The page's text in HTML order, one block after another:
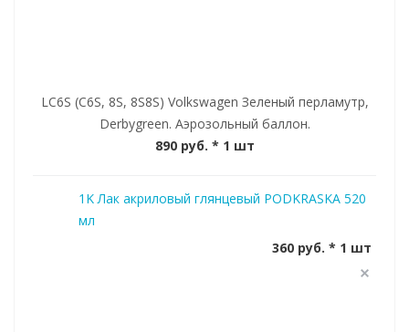
LC6S (C6S, 8S, 8S8S) Volkswagen Зеленый перламутр,
Derbygreen. Аэрозольный баллон.
890 руб. * 1 шт
1K Лак акриловый глянцевый PODKRASKA 520
мл
360 руб. * 1 шт